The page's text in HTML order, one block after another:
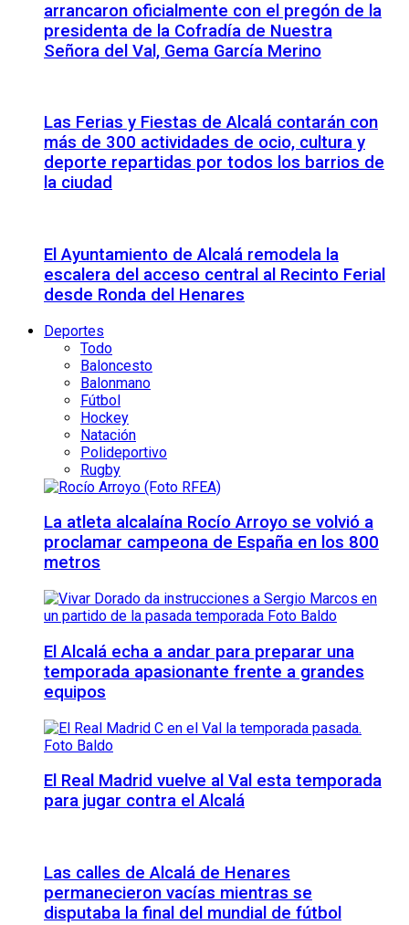
arrancaron oficialmente con el pregón de la
presidenta de la Cofradía de Nuestra
Señora del Val, Gema García Merino
Las Ferias y Fiestas de Alcalá contarán con
más de 300 actividades de ocio, cultura y
deporte repartidas por todos los barrios de
la ciudad
El Ayuntamiento de Alcalá remodela la
escalera del acceso central al Recinto Ferial
desde Ronda del Henares
Deportes
Todo
Baloncesto
Balonmano
Fútbol
Hockey
Natación
Polideportivo
Rugby
La atleta alcalaína Rocío Arroyo se volvió a
proclamar campeona de España en los 800
metros
El Alcalá echa a andar para preparar una
temporada apasionante frente a grandes
equipos
El Real Madrid vuelve al Val esta temporada
para jugar contra el Alcalá
Las calles de Alcalá de Henares
permanecieron vacías mientras se
disputaba la final del mundial de fútbol